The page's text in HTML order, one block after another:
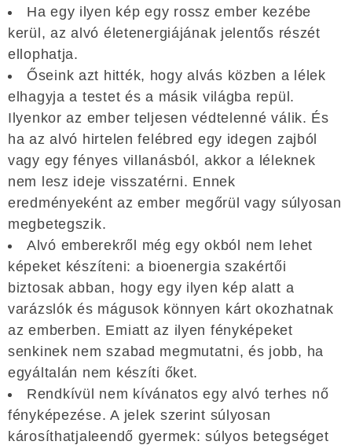
Ha egy ilyen kép egy rossz ember kezébe
kerül, az alvó életenergiájának jelentős részét
ellophatja.
Őseink azt hitték, hogy alvás közben a lélek
elhagyja a testet és a másik világba repül.
Ilyenkor az ember teljesen védtelenné válik. És
ha az alvó hirtelen felébred egy idegen zajból
vagy egy fényes villanásból, akkor a léleknek
nem lesz ideje visszatérni. Ennek
eredményeként az ember megőrül vagy súlyosan
megbetegszik.
Alvó emberekről még egy okból nem lehet
képeket készíteni: a bioenergia szakértői
biztosak abban, hogy egy ilyen kép alatt a
varázslók és mágusok könnyen kárt okozhatnak
az emberben. Emiatt az ilyen fényképeket
senkinek nem szabad megmutatni, és jobb, ha
egyáltalán nem készíti őket.
Rendkívül nem kívánatos egy alvó terhes nő
fényképezése. A jelek szerint súlyosan
károsíthatjaleendő gyermek: súlyos betegséget